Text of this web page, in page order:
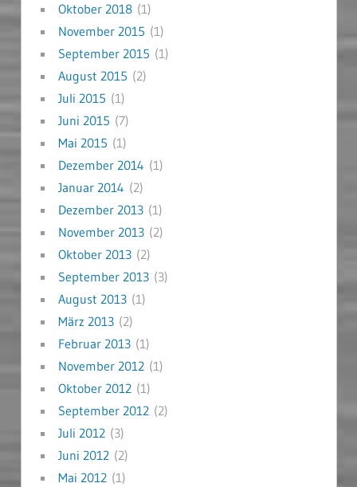
Oktober 2018(1)
November 2015 (1)
September 2015 (1)
August 2015 (2)
Juli 2015 (1)
Juni 2015 (7)
Mai 2015 (1)
Dezember 2014 (1)
Januar 2014 (2)
Dezember 2013(1)
November 2013(2)
Oktober 2013(2)
September 2013(3)
August 2013(1)
März 2013(2)
Februar 2013(1)
November 2012(1)
Oktober 2012(1)
September 2012(2)
Juli 2012(3)
Juni 2012(2)
Mai 2012(1)